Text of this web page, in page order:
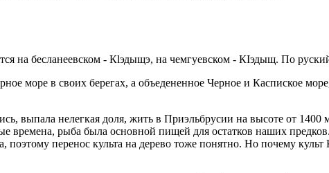
на бесланеевском - Кlэдыщэ, на чемгуевском - КIэдыщ. По
море в своих берегах, а объедененное Черное и Каспиское
выпала нелегкая доля, жить в Приэльбрусии на высоте от
времена, рыба была основной пищей для остатков наших
перенос культа на дерево тоже понятно. Но почему